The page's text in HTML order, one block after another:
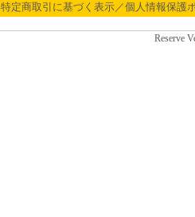
特定商取引に基づく表示／個人情報保護
Reserve